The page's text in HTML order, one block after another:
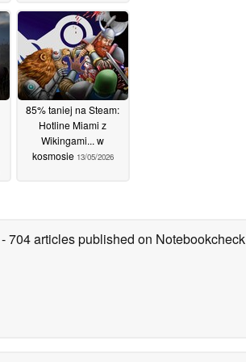
16/05/2026
85% taniej na Steam:
Hotline Miami z
Wikingami... w
kosmosie 13/05/2026
- 704 articles published on Notebookcheck